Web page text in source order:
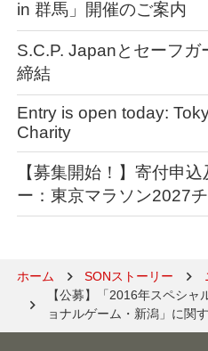
in 群馬」開催のご案内
S.C.P. Japanとセーフガ
締結
Entry is open today:
Charity
【募集開始！】寄付申
ー：東京マラソン2027
ホーム SONストーリー
【公募】「2016年スペシ
ョナルゲーム・新潟」に関